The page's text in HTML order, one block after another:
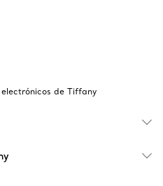
de Tiffany